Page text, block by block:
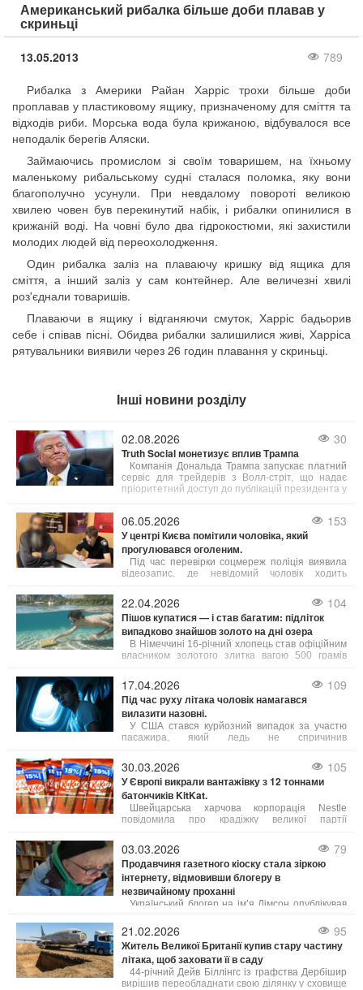
Американський рибалка більше доби плавав у
скриньці
13.05.2013
789
Рибалка з Америки Райан Харріс трохи більше доби
проплавав у пластиковому ящику, призначеному для сміття та
відходів риби. Морська вода була крижаною, відбувалося все
неподалік берегів Аляски.
Займаючись промислом зі своїм товаришем, на їхньому
маленькому рибальському судні сталася поломка, яку вони
благополучно усунули. При невдалому повороті великою
хвилею човен був перекинутий набік, і рибалки опинилися в
крижаній воді. На човні було два гідрокостюми, які захистили
молодих людей від переохолодження.
Один рибалка заліз на плаваючу кришку від ящика для
сміття, а інший заліз у сам контейнер. Але величезні хвилі
роз'єднали товаришів.
Плаваючи в ящику і відганяючи смуток, Харріс бадьорив
себе і співав пісні. Обидва рибалки залишилися живі, Харріса
рятувальники виявили через 26 годин плавання у скриньці.
Інші новини розділу
02.08.2026 30
Truth Social монетизує вплив Трампа
Компанія Дональда Трампа запускає платний
сервіс для трейдерів з Волл-стріт, що надає
пріоритетний доступ до публікацій президента у
06.05.2026 153
У центрі Києва помітили чоловіка, який
прогулювався оголеним.
Під час перевірки соцмереж поліція виявила
відеозапис, де невідомий чоловік ходить
встановили. На нього склали адміністративний
протокол за ст. 173 КУпАП – дрібне хуліганство.
22.04.2026 104
Пішов купатися — і став багатим: підліток
випадково знайшов золото на дні озера
В Німеччині 16-річний хлопець став офіційним
власником золотого злитка вагою 500 грамів
17.04.2026 109
Під час руху літака чоловік намагався
вилазити назовні.
У США стався курйозний випадок за участю
пасажира, який ледь не спричинив
посадковій смузі чоловік раптово відчинив
аварійні двері та намагався вилазити назовні.
30.03.2026 105
У Європі викрали вантажівку з 12 тоннами
батончиків KitKat.
Швейцарська харчова корпорація Nestle
повідомила про крадіжку великої партії
близько 12 тонн. За інформацією DW, інцидент
трапився минулого тижня під час перевезення
продукції.
03.03.2026 79
Продавчиня газетного кіоску стала зіркою
інтернету, відмовивши блогеру в
незвичайному проханні
Український блогер на ім’я Дімсон опублікував
кіоску. У ролику він просить продати йому
журнал «з дівчатами», пояснюючи, що через
відсутність електрики не може дивитися
інтимний контент онлайн.
21.02.2026 95
Житель Великої Британії купив стару частину
літака, щоб заховати її в саду
44-річний Дейв Біллінгс із графства Дербішир
вирішив переобладнати свою ділянку у сховище